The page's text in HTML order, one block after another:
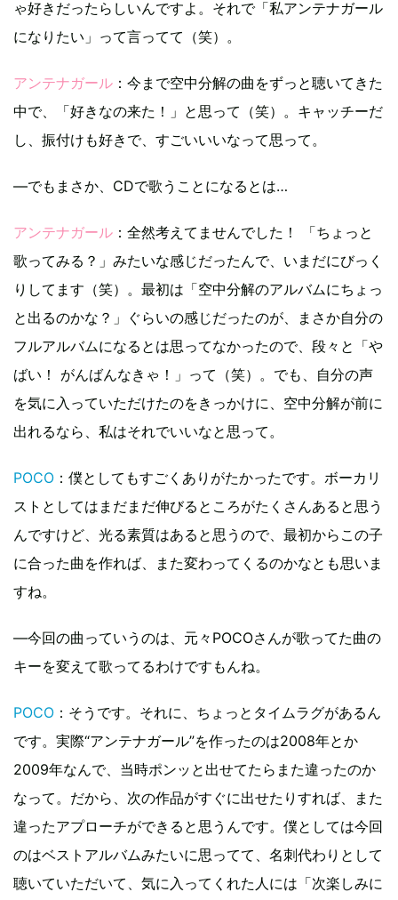
ゃ好きだったらしいんですよ。それで「私アンテナガール
になりたい」って言ってて（笑）。
アンテナガール ：今まで空中分解の曲をずっと聴いてきた
中で、「好きなの来た！」と思って（笑）。キャッチーだ
し、振付けも好きで、すごいいいなって思って。
―でもまさか、CDで歌うことになるとは…
アンテナガール ：全然考えてませんでした！ 「ちょっと
歌ってみる？」みたいな感じだったんで、いまだにびっく
りしてます（笑）。最初は「空中分解のアルバムにちょっ
と出るのかな？」ぐらいの感じだったのが、まさか自分の
フルアルバムになるとは思ってなかったので、段々と「や
ばい！ がんばんなきゃ！」って（笑）。でも、自分の声
を気に入っていただけたのをきっかけに、空中分解が前に
出れるなら、私はそれでいいなと思って。
POCO ：僕としてもすごくありがたかったです。ボーカリ
ストとしてはまだまだ伸びるところがたくさんあると思う
んですけど、光る素質はあると思うので、最初からこの子
に合った曲を作れば、また変わってくるのかなとも思いま
すね。
―今回の曲っていうのは、元々POCOさんが歌ってた曲の
キーを変えて歌ってるわけですもんね。
POCO ：そうです。それに、ちょっとタイムラグがあるん
です。実際“アンテナガール”を作ったのは2008年とか
2009年なんで、当時ポンッと出せてたらまた違ったのか
なって。だから、次の作品がすぐに出せたりすれば、また
違ったアプローチができると思うんです。僕としては今回
のはベストアルバムみたいに思ってて、名刺代わりとして
聴いていただいて、気に入ってくれた人には「次楽しみに